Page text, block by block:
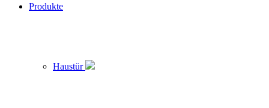
Produkte
Haustür